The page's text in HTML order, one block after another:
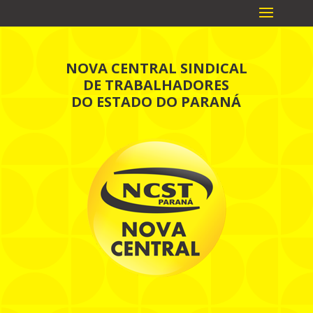
NOVA CENTRAL SINDICAL
DE TRABALHADORES
DO ESTADO DO PARANÁ